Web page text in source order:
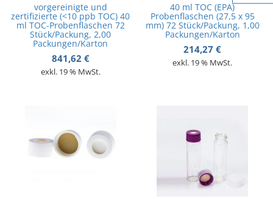
vorgereinigte und
zertifizierte (<10 ppb TOC) 40
ml TOC-Probenflaschen 72
Stück/Packung, 2,00
Packungen/Karton
841,62 €
exkl. 19 % MwSt.
40 ml TOC (EPA)
Probenflaschen (27,5 x 95
mm) 72 Stück/Packung, 1,00
Packungen/Karton
214,27€
exkl. 19 % MwSt.